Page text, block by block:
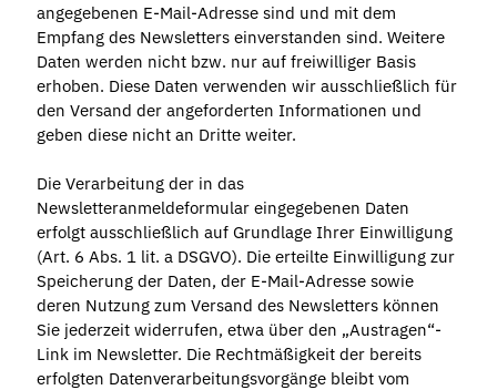
angegebenen E-Mail-Adresse sind und mit dem
Empfang des Newsletters einverstanden sind. Weitere
Daten werden nicht bzw. nur auf freiwilliger Basis
erhoben. Diese Daten verwenden wir ausschließlich für
den Versand der angeforderten Informationen und
geben diese nicht an Dritte weiter.
Die Verarbeitung der in das
Newsletteranmeldeformular eingegebenen Daten
erfolgt ausschließlich auf Grundlage Ihrer Einwilligung
(Art. 6 Abs. 1 lit. a DSGVO). Die erteilte Einwilligung zur
Speicherung der Daten, der E-Mail-Adresse sowie
deren Nutzung zum Versand des Newsletters können
Sie jederzeit widerrufen, etwa über den „Austragen“-
Link im Newsletter. Die Rechtmäßigkeit der bereits
erfolgten Datenverarbeitungsvorgänge bleibt vom